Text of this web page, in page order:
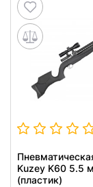
Kuzey K60 5.5
(пластик)